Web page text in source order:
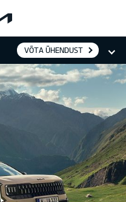
VÕTA ÜHENDUST